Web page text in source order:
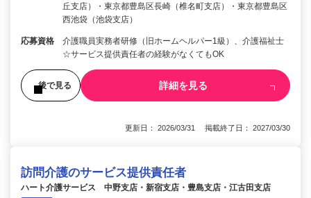
丘支店）・東京都豊島区長崎（椎名町支店）・東京都豊島区
西池袋（池袋支店）
応募資格
介護職員実務者研修（旧ホームヘルパー1級）、介護福祉士
☆サービス提供責任者の経験がなくてもOK
後で見る 詳細を見る
更新日： 2026/03/31 掲載終了日： 2027/03/30
訪問介護のサービス提供責任者
ハート介護サービス 中野支店・新宿支店・豊島支店・江古田支店